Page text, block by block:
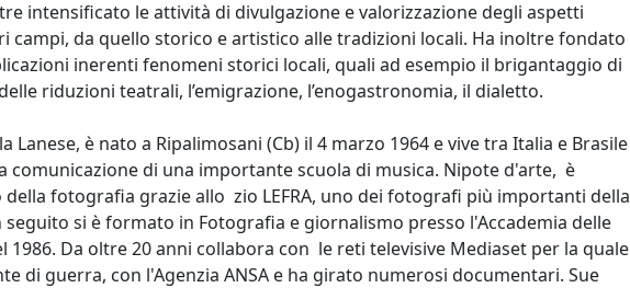
intensificato le attività di divulgazione e valorizzazione degli aspetti
campi, da quello storico e artistico alle tradizioni locali. Ha inoltre fondato
inerenti fenomeni storici locali, quali ad esempio il brigantaggio di
riduzioni teatrali, l’emigrazione, l’enogastronomia, il dialetto.
Lanese, è nato a Ripalimosani (Cb) il 4 marzo 1964 e vive tra Italia e Brasile
comunicazione di una importante scuola di musica. Nipote d'arte, è
fotografia grazie allo zio LEFRA, uno dei fotografi più importanti della
seguito si è formato in Fotografia e giornalismo presso l'Accademia delle
1986. Da oltre 20 anni collabora con le reti televisive Mediaset per la quale
di guerra, con l'Agenzia ANSA e ha girato numerosi documentari. Sue